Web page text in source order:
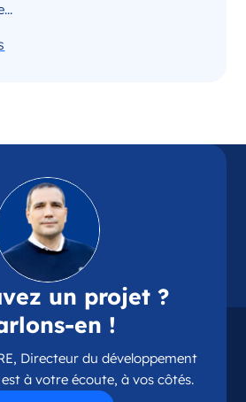
un projet ?
en !
Directeur du développement
à votre écoute, à vos côtés.